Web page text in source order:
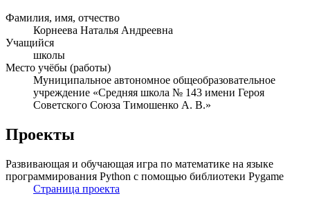
Фамилия, имя, отчество
Корнеева Наталья Андреевна
Учащийся
школы
Место учёбы (работы)
Муниципальное автономное общеобразовательное
учреждение «Средняя школа № 143 имени Героя
Советского Союза Тимошенко А. В.»
Проекты
Развивающая и обучающая игра по математике на языке
программирования Python с помощью библиотеки Pygame
Страница проекта